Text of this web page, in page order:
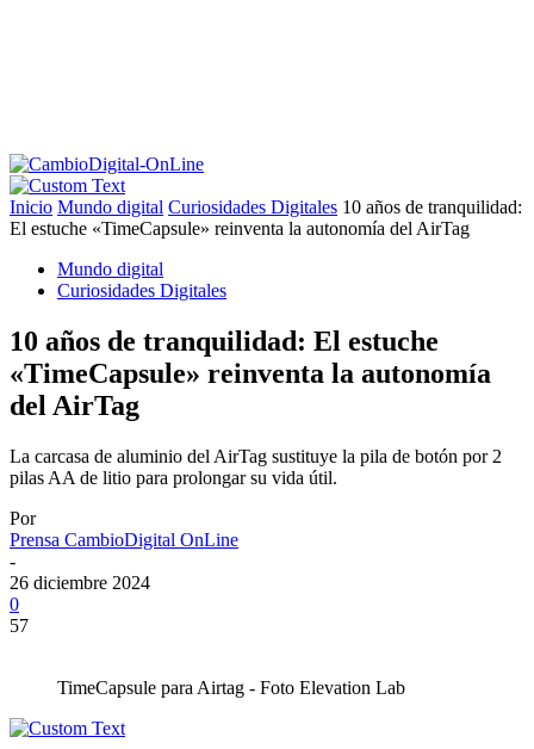
Inicio Mundo digital Curiosidades Digitales 10 años de tranquilidad:
El estuche «TimeCapsule» reinventa la autonomía del AirTag
Mundo digital
Curiosidades Digitales
10 años de tranquilidad: El estuche
«TimeCapsule» reinventa la autonomía
del AirTag
La carcasa de aluminio del AirTag sustituye la pila de botón por 2
pilas AA de litio para prolongar su vida útil.
Por
Prensa CambioDigital OnLine
-
26 diciembre 2024
0
57
TimeCapsule para Airtag - Foto Elevation Lab